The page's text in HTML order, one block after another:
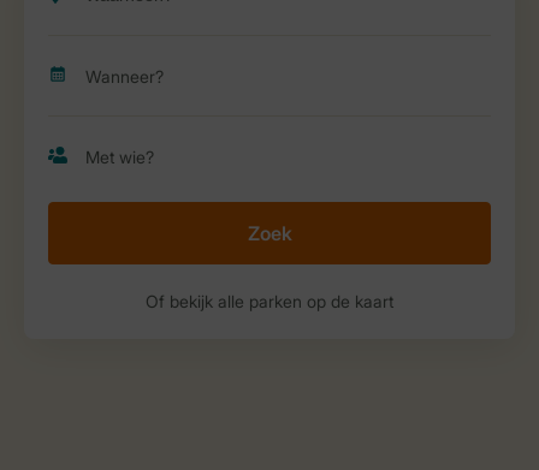
Zoek
Of bekijk alle parken op de kaart